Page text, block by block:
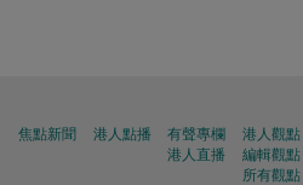
焦點新聞 港人點播
有聲專欄
港人直播
港人觀點
編輯觀點
所有觀點